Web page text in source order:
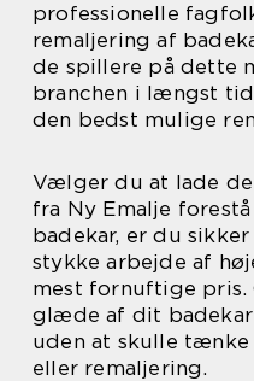
professionelle
remaljering af
de spillere på dette
branchen i længst
den bedst mulige
Vælger du at lade
fra Ny Emalje
badekar, er du
stykke arbejde af
mest fornuftige pris.
glæde af dit badekar
uden at skulle
eller remaljering.